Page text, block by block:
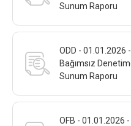
Sunum Raporu
ODD - 01.01.2026
Bağımsız
Sunum Raporu
OFB - 01.01.2026